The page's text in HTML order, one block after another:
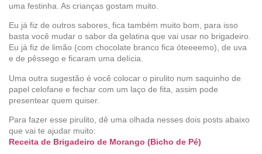
uma festinha. As crianças gostam muito.
Eu já fiz de outros sabores, fica também muito bom, para isso
basta você mudar o sabor da gelatina que vai usar no brigadeiro.
Eu já fiz de limão (com chocolate branco fica óteeeemo), de uva
e de pêssego e ficaram uma delícia.
Uma outra sugestão é você colocar o pirulito num saquinho de
papel celofane e fechar com um laço de fita, assim pode
presentear quem quiser.
Para fazer esse pirulito, dê uma olhada nesses dois posts abaixo
que vai te ajudar muito:
Receita de Brigadeiro de Morango (Bicho de Pé)